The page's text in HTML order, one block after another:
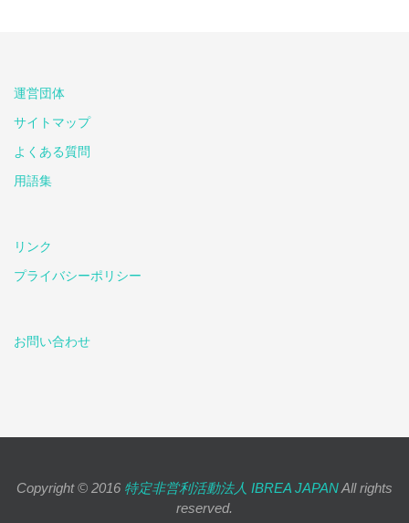
運営団体
サイトマップ
よくある質問
用語集
リンク
プライバシーポリシー
お問い合わせ
Copyright © 2016 特定非営利活動法人 IBREA JAPANAll rights
reserved.